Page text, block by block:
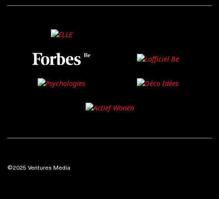
©2025 Ventures Media